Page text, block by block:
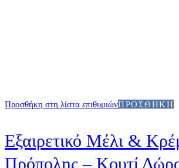
Προσθήκη στη λίστα επιθυμιώνΠΡΟΣΘΉΚΗ
Εξαιρετικό Μέλι &
Πρόπολης – Κουτί